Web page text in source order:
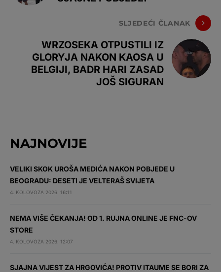
SLJEDEĆI ČLANAK
WRZOSEKA OTPUSTILI IZ
GLORYJA NAKON KAOSA U
BELGIJI, BADR HARI ZASAD
JOŠ SIGURAN
NAJNOVIJE
VELIKI SKOK UROŠA MEDIĆA NAKON POBJEDE U
BEOGRADU: DESETI JE VELTERAŠ SVIJETA
4. KOLOVOZA 2026. 16:11
NEMA VIŠE ČEKANJA! OD 1. RUJNA ONLINE JE FNC-OV
STORE
4. KOLOVOZA 2026. 12:07
SJAJNA VIJEST ZA HRGOVIĆA! PROTIV ITAUME SE BORI ZA